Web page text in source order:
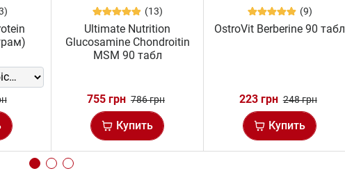
(13)
Ultimate Nutrition
Glucosamine Chondroitin
MSM 90 табл
755 грн 786 грн
Купить
(9)
OstroVit Berberine 90 табл
223 грн 248 грн
Купить